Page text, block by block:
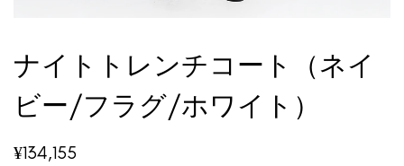
ナイトトレンチコート（ネイ
ビー/フラグ/ホワイト）
¥134,155